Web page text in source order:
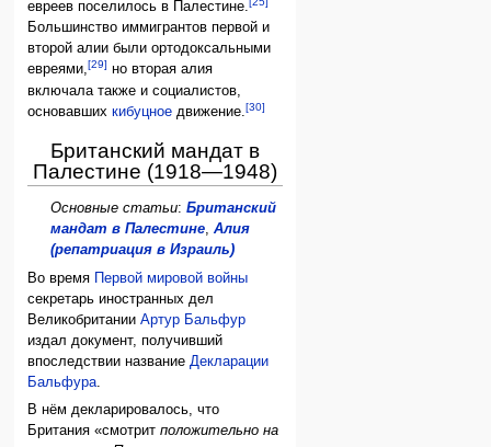
евреев поселилось в Палестине.
Большинство иммигрантов первой и
второй алии были ортодоксальными
евреями,[29] но вторая алия
включала также и социалистов,
основавшихкибуцное движение.[30]
Британский мандат в
Палестине (1918—1948)
Основные статьи: Британский
мандат в Палестине, Алия
(репатриация в Израиль)‎
Во время Первой мировой войны
секретарь иностранных дел
ВеликобританииАртур Бальфур
издал документ, получивший
впоследствии название Декларации
Бальфура
В нём декларировалось, что
Британия «смотритположительно на